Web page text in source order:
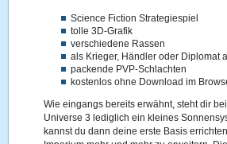
Science Fiction Strategiespiel
tolle 3D-Grafik
verschiedene Rassen
als Krieger, Händler oder Diplomat
packende PVP-Schlachten
kostenlos ohne Download im
Wie eingangs bereits erwähnt, steht dir
Universe 3 lediglich ein kleines
kannst du dann deine erste Basis